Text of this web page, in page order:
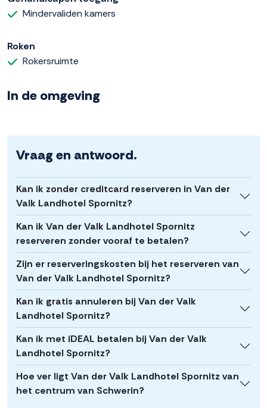
Mindervaliden kamers
Roken
Rokersruimte
In de omgeving
Vraag en antwoord.
Kan ik zonder creditcard reserveren in Van der
Valk Landhotel Spornitz?
Kan ik Van der Valk Landhotel Spornitz
reserveren zonder vooraf te betalen?
Zijn er reserveringskosten bij het reserveren van
Van der Valk Landhotel Spornitz?
Kan ik gratis annuleren bij Van der Valk
Landhotel Spornitz?
Kan ik met iDEAL betalen bij Van der Valk
Landhotel Spornitz?
Hoe ver ligt Van der Valk Landhotel Spornitz van
het centrum van Schwerin?